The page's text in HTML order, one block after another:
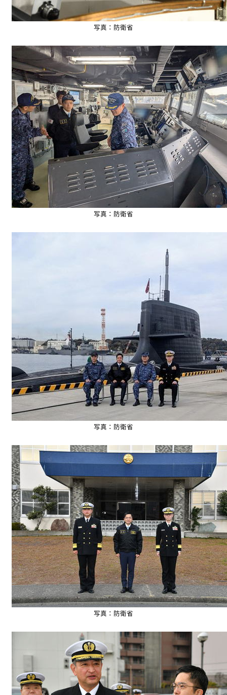
写真：防衛省
写真：防衛省
写真：防衛省
写真：防衛省